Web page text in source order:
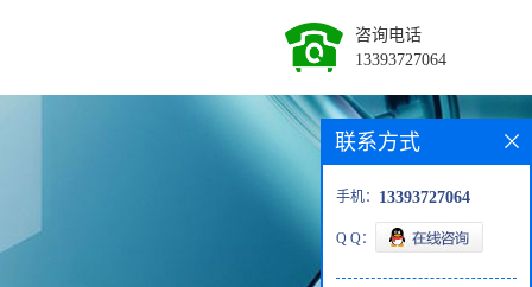
咨询电话
13393727064
联系方式
手机： 13393727064
Q Q：